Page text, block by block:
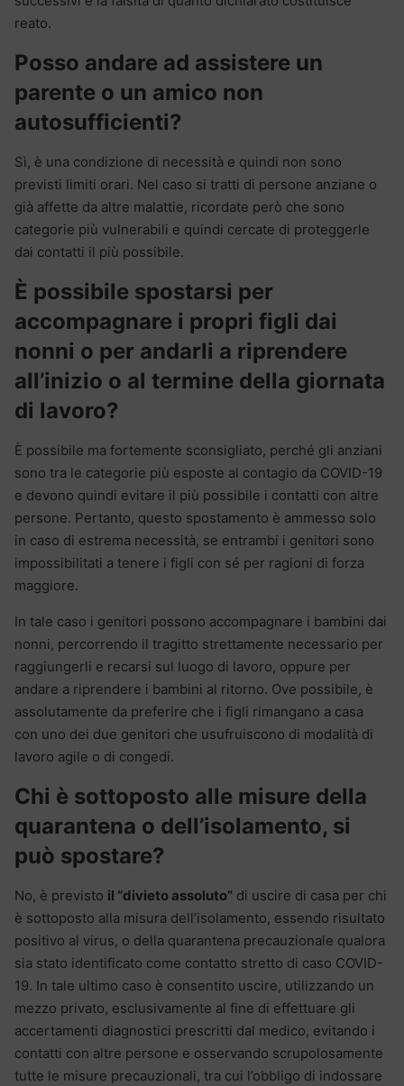
reato.
Posso andare ad assistere un
parente o un amico non
autosufficienti?
Sì, è una condizione di necessità e quindi non sono
previsti limiti orari. Nel caso si tratti di persone anziane o
già affette da altre malattie, ricordate però che sono
categorie più vulnerabili e quindi cercate di proteggerle
dai contatti il più possibile.
È possibile spostarsi per
accompagnare i propri figli dai
nonni o per andarli a riprendere
all’inizio o al termine della giornata
di lavoro?
È possibile ma fortemente sconsigliato, perché gli anziani
sono tra le categorie più esposte al contagio da COVID-19
e devono quindi evitare il più possibile i contatti con altre
persone. Pertanto, questo spostamento è ammesso solo
in caso di estrema necessità, se entrambi i genitori sono
impossibilitati a tenere i figli con sé per ragioni di forza
maggiore.
In tale caso i genitori possono accompagnare i bambini dai
nonni, percorrendo il tragitto strettamente necessario per
raggiungerli e recarsi sul luogo di lavoro, oppure per
andare a riprendere i bambini al ritorno. Ove possibile, è
assolutamente da preferire che i figli rimangano a casa
con uno dei due genitori che usufruiscono di modalità di
lavoro agile o di congedi.
Chi è sottoposto alle misure della
quarantena o dell’isolamento, si
può spostare?
No, è previsto il “divieto assoluto” di uscire di casa per chi
è sottoposto alla misura dell’isolamento, essendo risultato
positivo al virus, o della quarantena precauzionale qualora
sia stato identificato come contatto stretto di caso COVID-
19. In tale ultimo caso è consentito uscire, utilizzando un
mezzo privato, esclusivamente al fine di effettuare gli
accertamenti diagnostici prescritti dal medico, evitando i
contatti con altre persone e osservando scrupolosamente
tutte le misure precauzionali, tra cui l’obbligo di indossare